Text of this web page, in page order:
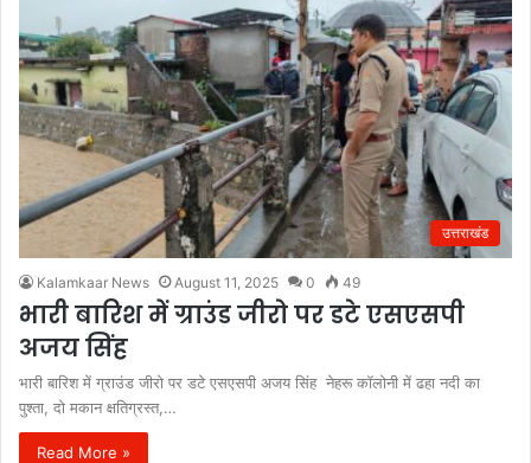
उत्तराखंड
Kalamkaar News August 11, 2025 0 49
भारी बारिश में ग्राउंड जीरो पर डटे एसएसपी
अजय सिंह
भारी बारिश में ग्राउंड जीरो पर डटे एसएसपी अजय सिंह नेहरू कॉलोनी में ढहा नदी का
पुश्ता, दो मकान क्षतिग्रस्त,…
Read More »